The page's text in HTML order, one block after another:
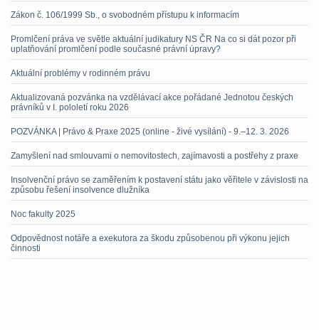
Zákon č. 106/1999 Sb., o svobodném přístupu k informacím
Promlčení práva ve světle aktuální judikatury NS ČR Na co si dát pozor při
uplatňování promlčení podle současné právní úpravy?
Aktuální problémy v rodinném právu
Aktualizovaná pozvánka na vzdělávací akce pořádané Jednotou českých
právníků v I. pololetí roku 2026
POZVÁNKA | Právo & Praxe 2025 (online - živé vysílání) - 9.–12. 3. 2026
Zamyšlení nad smlouvami o nemovitostech, zajímavosti a postřehy z praxe
Insolvenční právo se zaměřením k postavení státu jako věřitele v závislosti na
způsobu řešení insolvence dlužníka
Noc fakulty 2025
Odpovědnost notáře a exekutora za škodu způsobenou při výkonu jejich
činnosti